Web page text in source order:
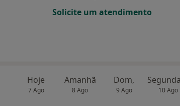
Solicite um atendimento
Hoje
7 Ago
Amanhã
8 Ago
Dom,
9 Ago 10 Ago